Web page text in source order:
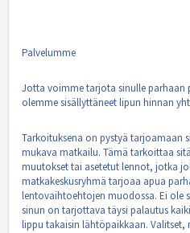
Palvelumme
Jotta voimme tarjota sinulle parhaan
olemme sisällyttäneet lipun hinnan
Tarkoituksena on pystyä tarjoamaan
mukava matkailu. Tämä tarkoittaa
muutokset tai asetetut lennot, jotka
matkakeskusryhmä tarjoaa apua
lentovaihtoehtojen muodossa. Ei ole
sinun on tarjottava täysi palautus
lippu takaisin lähtöpaikkaan. Valitset,